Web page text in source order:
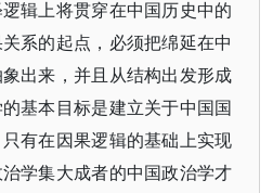
辑上将贯穿在中国历史中的
系的起点，必须把绵延在中
出来，并且从结构出发形成
基本目标是建立关于中国国
有在因果逻辑的基础上实现
学集大成者的中国政治学才